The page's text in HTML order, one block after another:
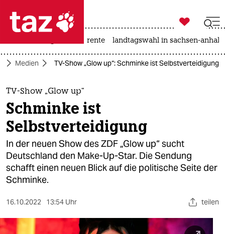
 taz zahl ich
taz zahl ich
themen
politik
öko
gesellschaft
kultur
sport
berlin

taz zahl ich
rente landtagswahl in sachsen-anhalt
Medien TV-Show „Glow up“: Schminke ist Selbstverteidigung
TV-Show „Glow up“
Schminke ist
Selbstverteidigung
In der neuen Show des ZDF „Glow up“ sucht
Deutschland den Make-Up-Star. Die Sendung
schafft einen neuen Blick auf die politische Seite der
Schminke.
16.10.2022 13:54 Uhr teilen